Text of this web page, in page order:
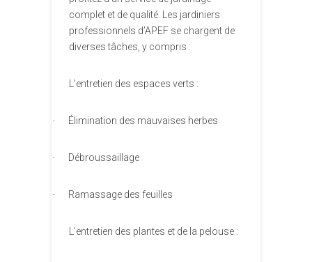
complet et de qualité. Les jardiniers
professionnels d’APEF se chargent de
diverses tâches, y compris :
L’entretien des espaces verts :
· Élimination des mauvaises herbes
· Débroussaillage
· Ramassage des feuilles
L’entretien des plantes et de la pelouse :